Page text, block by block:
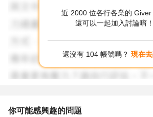
有時候，雇主也會考量到應徵者的整體
希望這些資訊對你有幫助！祝你找到理
近 2000 位各行各業的 Giver
還可以一起加入討論唷！
還沒有 104 帳號嗎？ 現在
你可能感興趣的問題